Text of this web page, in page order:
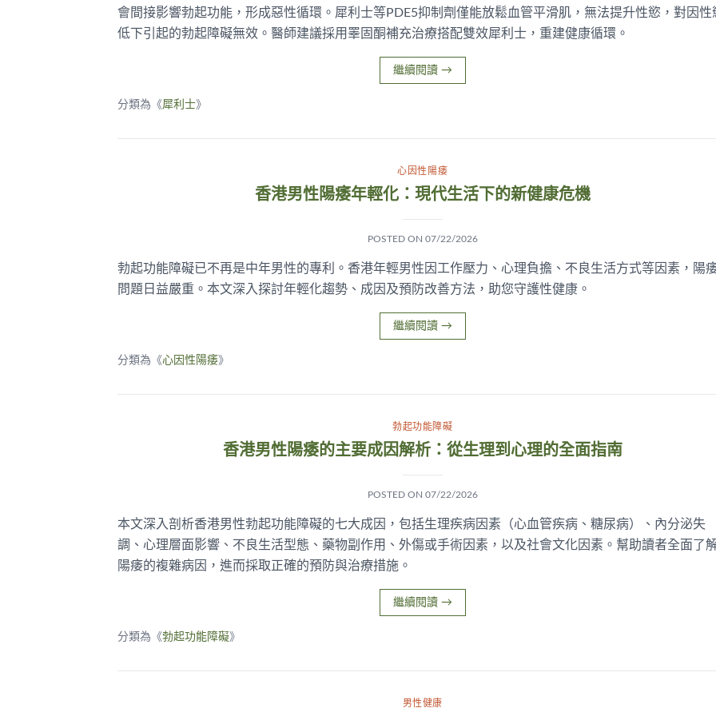
會間接影響勃起功能，形成惡性循環。犀利士等PDE5抑制劑僅能放鬆血管平滑肌，無法提升性慾，對因性
低下引起的勃起障礙無效。醫師建議採用睪固酮補充治療搭配雙效犀利士，重建健康循環。
繼續閱讀 →
分類為《犀利士》
心因性陽痿
香港男性陽痿年輕化：現代生活下的新健康危機
POSTED ON 07/22/2026
勃起功能障礙已不再是中年男性的專利。香港年輕男性因工作壓力、心理負擔、不良生活方式等因素，陽
問題日益嚴重。本文深入探討年輕化趨勢、成因及預防改善方法，助您守護性健康。
繼續閱讀 →
分類為《心因性陽痿》
勃起功能障礙
香港男性陽痿的主要成因解析：從生理到心理的全面指南
POSTED ON 07/22/2026
本文深入剖析香港男性勃起功能障礙的七大成因，包括生理疾病因素（心血管疾病、糖尿病）、內分泌失
調、心理層面影響、不良生活型態、藥物副作用、外傷或手術因素，以及社會文化因素。幫助讀者全面了
陽痿的複雜病因，進而採取正確的預防與治療措施。
繼續閱讀 →
分類為《勃起功能障礙》
男性健康